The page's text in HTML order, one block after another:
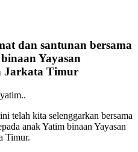
dan santunan bersama
Yayasan
Jarkata Timur
telah kita selenggarkan bersama
anak Yatim binaan Yayasan
Timur.